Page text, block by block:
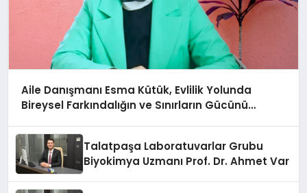
Aile Danışmanı Esma Kütük, Evlilik Yolunda
Bireysel Farkındalığın ve Sınırların Gücünü
Talatpaşa Laboratuvarlar Grubu
Biyokimya Uzmanı Prof. Dr. Ahmet Var